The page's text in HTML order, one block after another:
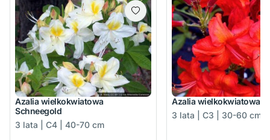
Azalia wielkokwiatowa
Schneegold
3 lata | C4 | 40-70 cm
Azalia wielkokwiatowa
3 lata | C3 | 30-60 cm